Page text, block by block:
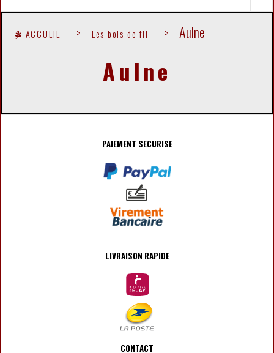
ACCUEIL Les bois de fil Aulne
Aulne
PAIEMENT SECURISE
LIVRAISON RAPIDE
CONTACT